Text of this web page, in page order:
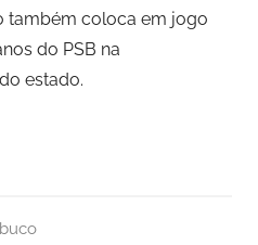
também coloca em jogo
do PSB na
estado.